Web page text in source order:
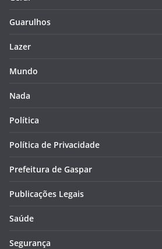
Guarulhos
Lazer
Mundo
Nada
Política
Política de Privacidade
Prefeitura de Gaspar
Publicações Legais
Saúde
Segurança